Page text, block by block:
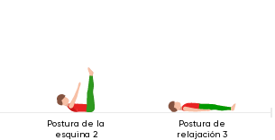
Postura de la
esquina 2
Postura de
relajación 3